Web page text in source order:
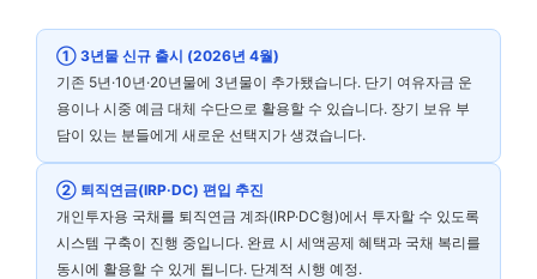
① 3년물 신규 출시 (2026년 4월)
기존 5년·10년·20년물에 3년물이 추가됐습니다. 단기 여유자금 운
용이나 시중 예금 대체 수단으로 활용할 수 있습니다. 장기 보유 부
담이 있는 분들에게 새로운 선택지가 생겼습니다.
② 퇴직연금(IRP·DC) 편입 추진
개인투자용 국채를 퇴직연금 계좌(IRP·DC형)에서 투자할 수 있도록
시스템 구축이 진행 중입니다. 완료 시 세액공제 혜택과 국채 복리를
동시에 활용할 수 있게 됩니다. 단계적 시행 예정.